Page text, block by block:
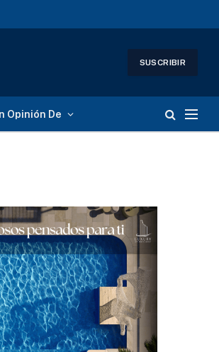
SUSCRIBIR
Opinión De